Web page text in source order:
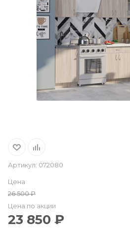
Артикул: 072080
Цена
26 500₽
Цена по акции
23 850 ₽